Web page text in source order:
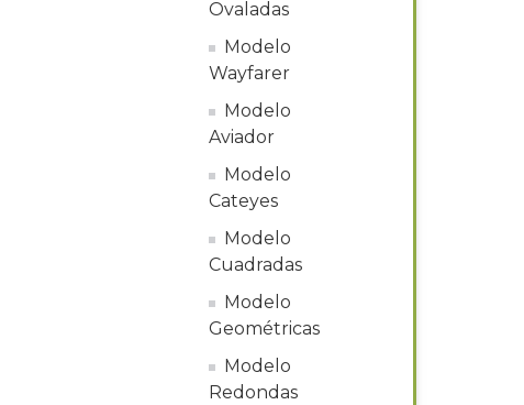
Ovaladas
Modelo
Wayfarer
Modelo
Aviador
Modelo
Cateyes
Modelo
Cuadradas
Modelo
Geométricas
Modelo
Redondas